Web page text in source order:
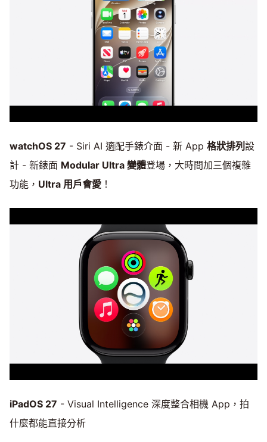
watchOS 27 - Siri AI 適配手錶介面 - 新 App 格狀排列 設
計 - 新錶面 Modular Ultra 變體登場，大時間加三個複雜
功能， Ultra 用戶會愛 ！
iPadOS 27 - Visual Intelligence 深度整合相機 App，拍
什麼都能直接分析